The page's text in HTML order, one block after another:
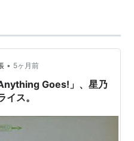
（合計870曲！）。
、両足ともに萎えてしま
すら出来ず、何度も手術
しかないと云ったが、妻
をやる気力までも失う」
。これが幸いして、音楽製
• 5ヶ月前
Goes!」、星乃
ス。